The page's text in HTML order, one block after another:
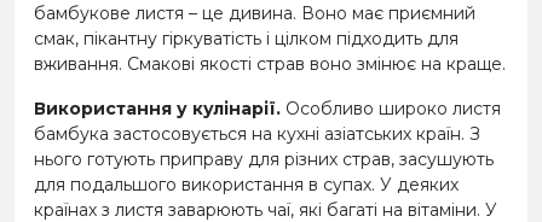
бамбукове листя – це дивина. Воно має приємний
смак, пікантну гіркуватість і цілком підходить для
вживання. Смакові якості страв воно змінює на краще.
Використання у кулінарії. Особливо широко листя
бамбука застосовується на кухні азіатських країн. З
нього готують приправу для різних страв, засушують
для подальшого використання в супах. У деяких
країнах з листя заварюють чаї, які багаті на вітаміни. У